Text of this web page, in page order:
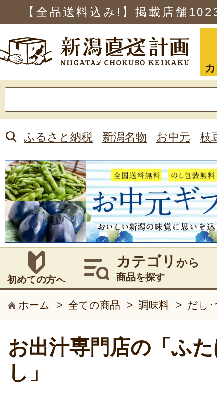
【全品送料込み!】掲載店舗
索:
ふるさと納税 新潟名物 お中元 枝
初めての方へ
カテゴリ から
商品を探す
ホーム > 全ての商品 > 調味料 > だし･
お出汁専門店の「ふ
し」